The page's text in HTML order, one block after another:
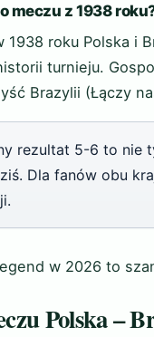
meczu z 1938
roku Polska i
turnieju.
Brazylii (Łączy
rezultat 5-6 to nie
Dla fanów obu
w 2026 to
Polska –